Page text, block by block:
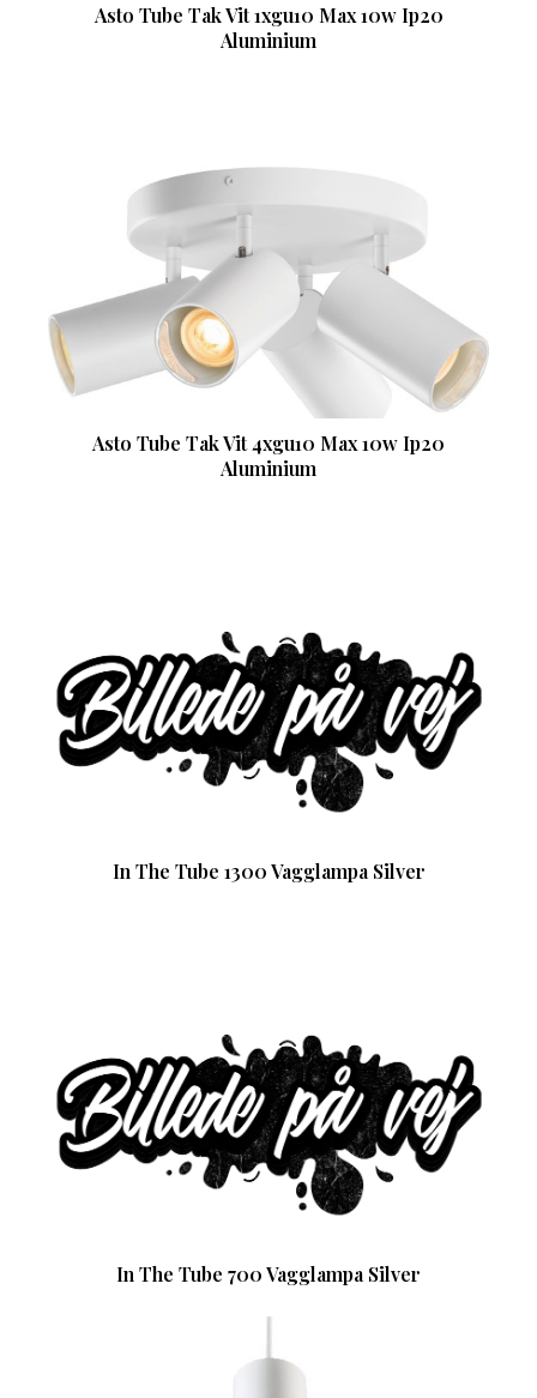
Asto Tube Tak Vit 1xgu10 Max 10w Ip20
Aluminium
Asto Tube Tak Vit 4xgu10 Max 10w Ip20
Aluminium
In The Tube 1300 Vagglampa Silver
In The Tube 700 Vagglampa Silver